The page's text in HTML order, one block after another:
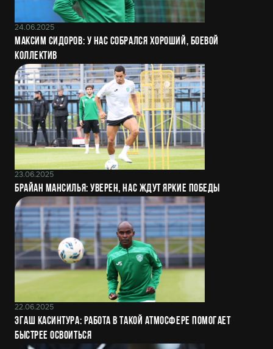
24.06.2025
Максим Сидоров: У нас собрался хороший, боевой
коллектив
23.06.2025
Брайан Мансилья: Уверен, нас ждут яркие победы
22.06.2025
Эгаш Касинтура: Работа в такой атмосфере помогает
быстрее освоиться